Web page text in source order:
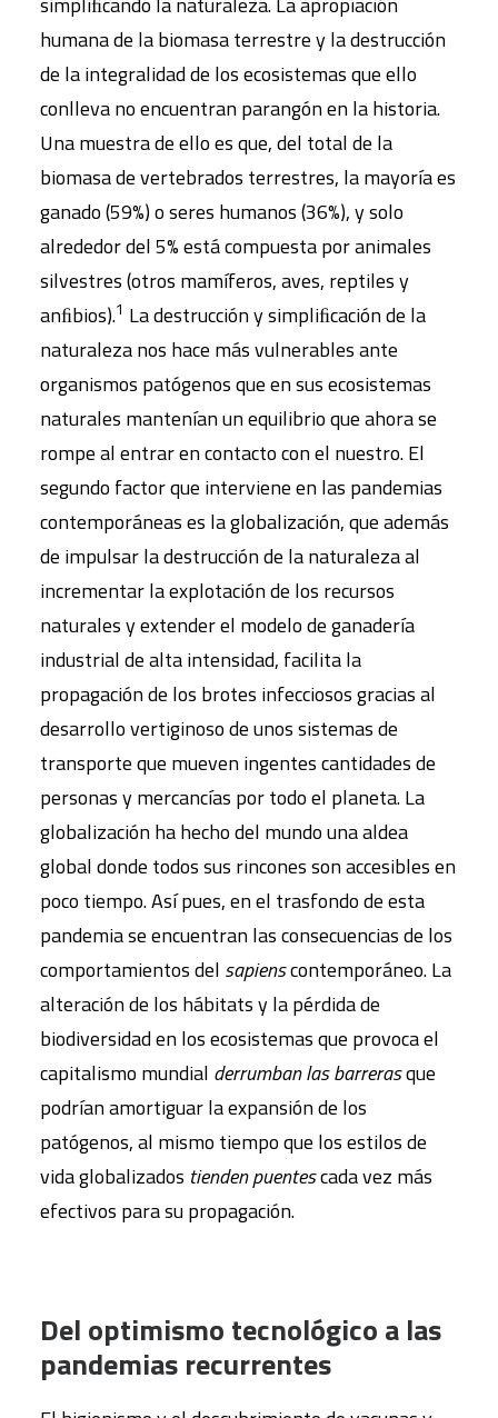
humana de la biomasa terrestre y la destrucción
de la integralidad de los ecosistemas que ello
conlleva no encuentran parangón en la historia.
Una muestra de ello es que, del total de la
biomasa de vertebrados terrestres, la mayoría es
ganado (59%) o seres humanos (36%), y solo
alrededor del 5% está compuesta por animales
silvestres (otros mamíferos, aves, reptiles y
anﬁbios).1 La destrucción y simpliﬁcación de la
naturaleza nos hace más vulnerables ante
organismos patógenos que en sus ecosistemas
naturales mantenían un equilibrio que ahora se
rompe al entrar en contacto con el nuestro. El
segundo factor que interviene en las pandemias
contemporáneas es la globalización, que además
de impulsar la destrucción de la naturaleza al
incrementar la explotación de los recursos
naturales y extender el modelo de ganadería
industrial de alta intensidad, facilita la
propagación de los brotes infecciosos gracias al
desarrollo vertiginoso de unos sistemas de
transporte que mueven ingentes cantidades de
personas y mercancías por todo el planeta. La
globalización ha hecho del mundo una aldea
global donde todos sus rincones son accesibles en
poco tiempo. Así pues, en el trasfondo de esta
pandemia se encuentran las consecuencias de los
comportamientos del sapienscontemporáneo. La
alteración de los hábitats y la pérdida de
biodiversidad en los ecosistemas que provoca el
capitalismo mundial derrumban las barrerasque
podrían amortiguar la expansión de los
patógenos, al mismo tiempo que los estilos de
vida globalizados tienden puentescada vez más
efectivos para su propagación.
Del optimismo tecnológico a las
pandemias recurrentes